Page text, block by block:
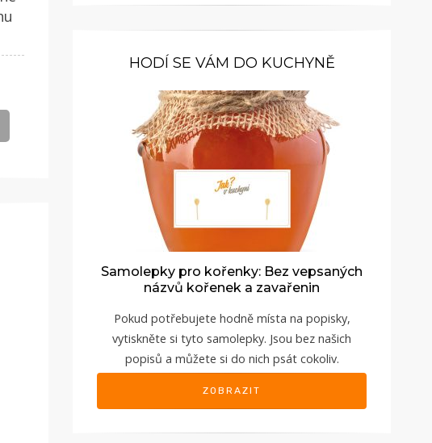
HODÍ SE VÁM DO KUCHYNĚ
Samolepky pro kořenky: Bez vepsaných
názvů kořenek a zavařenin
Pokud potřebujete hodně místa na popisky,
vytiskněte si tyto samolepky. Jsou bez našich
popisů a můžete si do nich psát cokoliv.
ZOBRAZIT